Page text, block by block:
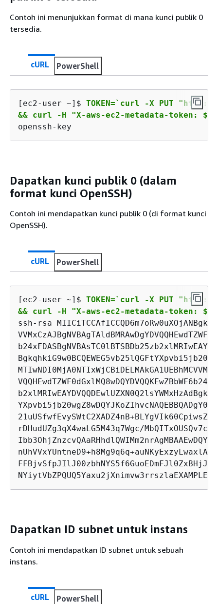
Contoh ini menunjukkan format di mana kunci publik 0
tersedia.
cURL PowerShell
[ec2-user ~]$ TOKEN=`curl -X PUT
&& curl -H "X-aws-ec2-metadata-token:
openssh-key
Dapatkan kunci publik 0 (dalam
format kunci OpenSSH)
Contoh ini mendapatkan kunci publik 0 (di format kunci
OpenSSH).
cURL PowerShell
[ec2-user ~]$ TOKEN=`curl -X PUT
&& curl -H "X-aws-ec2-metadata-token:
ssh-rsa
rDHudUZg3qX4waLG5M43q7Wgc/
Dapatkan ID subnet untuk instans
Contoh ini mendapatkan ID subnet untuk sebuah
instans.
cURL PowerShell